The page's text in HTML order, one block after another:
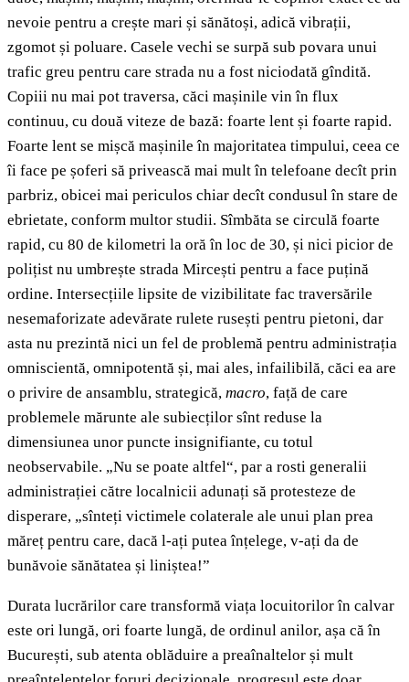
nevoie pentru a crește mari și sănătoși, adică vibrații,
zgomot și poluare. Casele vechi se surpă sub povara unui
trafic greu pentru care strada nu a fost niciodată gîndită.
Copiii nu mai pot traversa, căci mașinile vin în flux
continuu, cu două viteze de bază: foarte lent și foarte rapid.
Foarte lent se mișcă mașinile în majoritatea timpului, ceea ce
îi face pe șoferi să privească mai mult în telefoane decît prin
parbriz, obicei mai periculos chiar decît condusul în stare de
ebrietate, conform multor studii. Sîmbăta se circulă foarte
rapid, cu 80 de kilometri la oră în loc de 30, și nici picior de
polițist nu umbrește strada Mircești pentru a face puțină
ordine. Intersecțiile lipsite de vizibilitate fac traversările
nesemaforizate adevărate rulete rusești pentru pietoni, dar
asta nu prezintă nici un fel de problemă pentru administrația
omniscientă, omnipotentă și, mai ales, infailibilă, căci ea are
o privire de ansamblu, strategică, macro, față de care
problemele mărunte ale subiecților sînt reduse la
dimensiunea unor puncte insignifiante, cu totul
neobservabile. „Nu se poate altfel“, par a rosti generalii
administrației către localnicii adunați să protesteze de
disperare, „sînteți victimele colaterale ale unui plan prea
măreț pentru care, dacă l-ați putea înțelege, v-ați da de
bunăvoie sănătatea și liniștea!”
Durata lucrărilor care transformă viața locuitorilor în calvar
este ori lungă, ori foarte lungă, de ordinul anilor, așa că în
București, sub atenta oblăduire a preaînaltelor și mult